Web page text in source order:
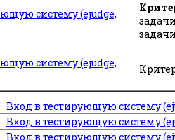
систему (ejudge,
задачи
задачи
систему (ejudge,
Вход в тестирующую систему
Вход в тестирующую систему
Вход в тестирующую систему